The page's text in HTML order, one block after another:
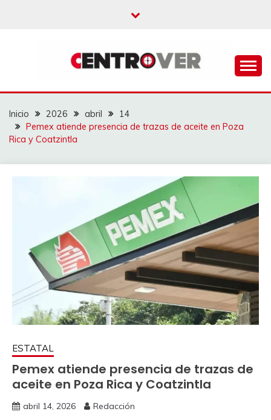
CENTROVER
NOTICIAS
Inicio 2026 abril
14
Pemex atiende presencia de trazas de aceite en Poza
Rica y Coatzintla
ESTATAL
Pemex atiende presencia de trazas de
aceite en Poza Rica y Coatzintla
abril 14, 2026 Redacción